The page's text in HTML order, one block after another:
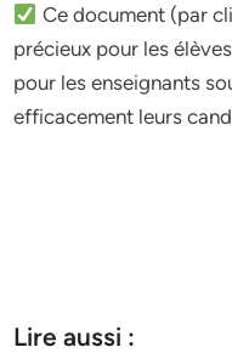
Ce document (par
précieux pour les
pour les enseignants
efficacement leurs
Lire aussi :